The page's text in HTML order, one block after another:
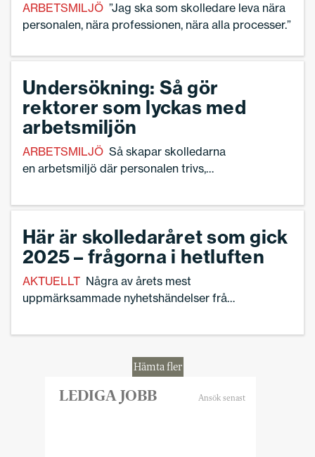
ARBETSMILJÖ ”Jag ska som skolledare leva nära
personalen, nära professionen, nära alla processer.”
Undersökning: Så gör
rektorer som lyckas med
arbetsmiljön
ARBETSMILJÖ Så skapar skolledarna
en arbetsmiljö där personalen trivs,
Här är skolledaråret som gick
2025 – frågorna i hetluften
AKTUELLT Några av årets mest
uppmärksammade nyhetshändelser från
Hämta fler